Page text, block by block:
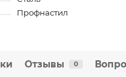
Профнастил
Отзывы 0